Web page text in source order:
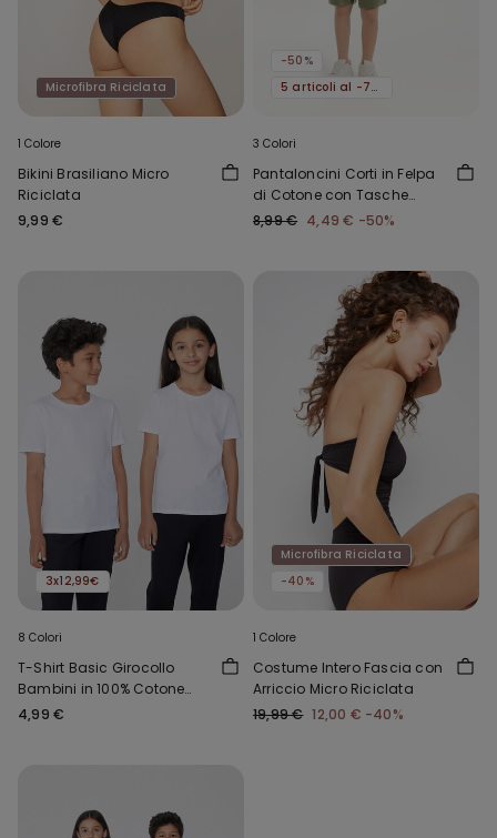
Microfibra Riciclata
1 Colore
Bikini Brasiliano Micro
Riciclata
9,99 €
-50%
5 articoli al -70%
3 Colori
Pantaloncini Corti in Felpa
di Cotone con Tasche
Bimbo
8,99 € 4,49 € -50%
3x12,99€
8 Colori
T-Shirt Basic Girocollo
Bambini in 100% Cotone
Unisex
4,99 €
Microfibra Riciclata
-40%
1 Colore
Costume Intero Fascia con
Arriccio Micro Riciclata
19,99 € 12,00 € -40%